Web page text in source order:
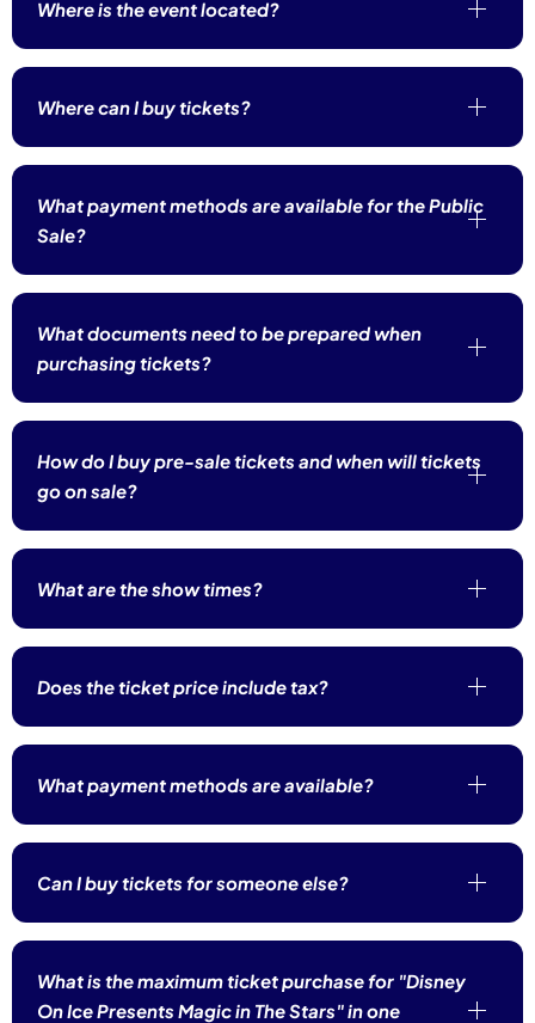
Where is the event located?
Where can I buy tickets?
What payment methods are available for the Public
Sale?
What documents need to be prepared when
purchasing tickets?
How do I buy pre-sale tickets and when will tickets
go on sale?
What are the show times?
Does the ticket price include tax?
What payment methods are available?
Can I buy tickets for someone else?
What is the maximum ticket purchase for "Disney
On Ice Presents Magic in The Stars" in one